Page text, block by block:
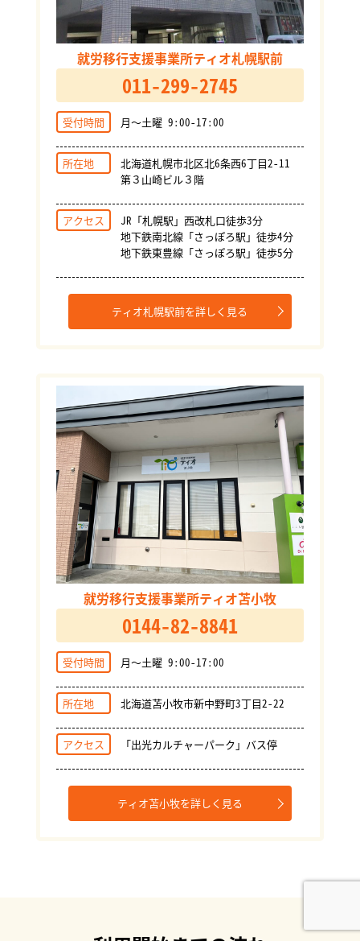
就労移行支援事業所ティオ札幌駅前
011-299-2745
受付時間 月～土曜 9:00-17:00
所在地
北海道札幌市北区北6条西6丁目2-11
第３山崎ビル３階
アクセス
JR「札幌駅」西改札口徒歩3分
地下鉄南北線「さっぽろ駅」徒歩4分
地下鉄東豊線「さっぽろ駅」徒歩5分
ティオ札幌駅前を詳しく見る
就労移行支援事業所ティオ苫小牧
0144-82-8841
受付時間 月～土曜 9:00-17:00
所在地 北海道苫小牧市新中野町3丁目2-22
アクセス 「出光カルチャーパーク」バス停
ティオ苫小牧を詳しく見る